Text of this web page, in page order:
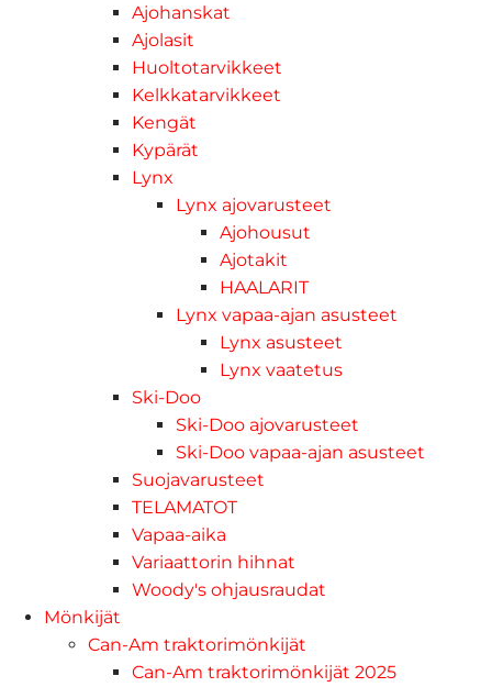
Ajohanskat
Ajolasit
Huoltotarvikkeet
Kelkkatarvikkeet
Kengät
Kypärät
Lynx
Lynx ajovarusteet
Ajohousut
Ajotakit
HAALARIT
Lynx vapaa-ajan asusteet
Lynx asusteet
Lynx vaatetus
Ski-Doo
Ski-Doo ajovarusteet
Ski-Doo vapaa-ajan asusteet
Suojavarusteet
TELAMATOT
Vapaa-aika
Variaattorin hihnat
Woody's ohjausraudat
Mönkijät
Can-Am traktorimönkijät
Can-Am traktorimönkijät 2025